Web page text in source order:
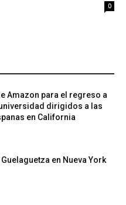
0
Amazon para el regreso a
dirigidos a las
en California
en Nueva York